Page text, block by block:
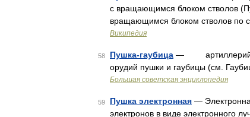
с вращающимся блоком стволов
вращающимся блоком стволов по
Википедия
58 Пушка-гаубица —
орудий пушки и гаубицы (см.
Большая советская энциклопедия
59 Пушка электронная —
электронов в виде электронного